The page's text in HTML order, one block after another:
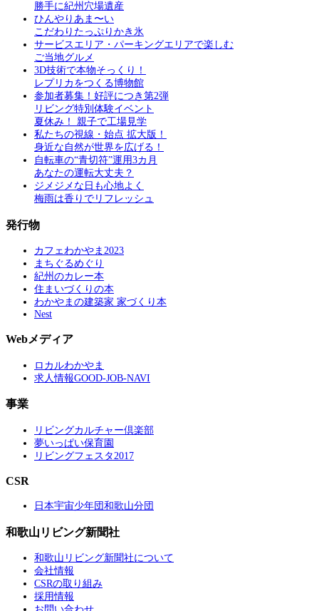
勝手に紀州穴場遺産
ひんやりあま〜い
こだわりたっぷりかき氷
サービスエリア・パーキングエリアで楽しむ
ご当地グルメ
3D技術で本物そっくり！
レプリカをつくる博物館
参加者募集！好評につき第2弾
リビング特別体験イベント
夏休み！ 親子で工場見学
私たちの視線・始点 拡大版！
身近な自然が世界を広げる！
自転車の“青切符”運用3カ月
あなたの運転大丈夫？
ジメジメな日も心地よく
梅雨は香りでリフレッシュ
発行物
カフェわかやま2023
まちぐるめぐり
紀州のカレー本
住まいづくりの本
わかやまの建築家 家づくり本
Nest
Webメディア
ロカルわかやま
求人情報GOOD-JOB-NAVI
事業
リビングカルチャー倶楽部
夢いっぱい保育園
リビングフェスタ2017
CSR
日本宇宙少年団和歌山分団
和歌山リビング新聞社
和歌山リビング新聞社について
会社情報
CSRの取り組み
採用情報